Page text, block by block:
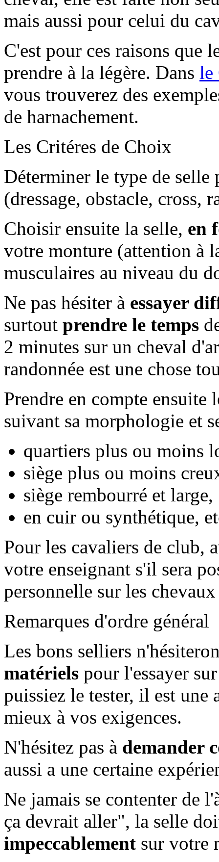
mais aussi pour celui du
C'est pour ces raisons que
prendre à la légère. Dans le
vous trouverez des
de harnachement.
Les Critéres de Choix
Déterminer le type de selle
(dressage, obstacle, cross,
Choisir ensuite la selle, en
votre monture (attention à
musculaires au niveau du
Ne pas hésiter à essayer
surtout prendre le temps
2 minutes sur un cheval
randonnée est une chose
Prendre en compte ensuite
suivant sa morphologie et
quartiers plus ou moins
siège plus ou moins
siège rembourré et large,
en cuir ou synthétique,
Pour les cavaliers de club,
votre enseignant s'il sera
personnelle sur les
Remarques d'ordre général
Les bons selliers
matériels pour l'essayer
puissiez le tester, il est une
mieux à vos exigences.
N'hésitez pas à demander
aussi a une certaine
Ne jamais se contenter de
ça devrait aller", la selle
impeccablement sur votre